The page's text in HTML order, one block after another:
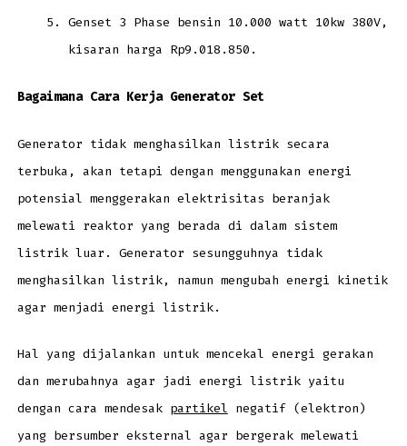
Genset 3 Phase bensin 10.000 watt 10kw 380V,
kisaran harga Rp9.018.850.
Bagaimana Cara Kerja Generator Set
Generator tidak menghasilkan listrik secara
terbuka, akan tetapi dengan menggunakan energi
potensial menggerakan elektrisitas beranjak
melewati reaktor yang berada di dalam sistem
listrik luar. Generator sesungguhnya tidak
menghasilkan listrik, namun mengubah energi kinetik
agar menjadi energi listrik.
Hal yang dijalankan untuk mencekal energi gerakan
dan merubahnya agar jadi energi listrik yaitu
dengan cara mendesak partikel negatif (elektron)
yang bersumber eksternal agar bergerak melewati